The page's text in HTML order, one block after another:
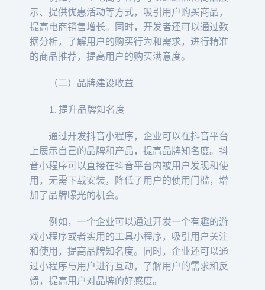
示、提供优惠活动等方式，吸引用户购买商品，
提高电商销售增长。同时，开发者还可以通过数
据分析，了解用户的购买行为和需求，进行精准
的商品推荐，提高用户的购买满意度。
（二）品牌建设收益
1. 提升品牌知名度
通过开发抖音小程序，企业可以在抖音平台
上展示自己的品牌和产品，提高品牌知名度。抖
音小程序可以直接在抖音平台内被用户发现和使
用，无需下载安装，降低了用户的使用门槛，增
加了品牌曝光的机会。
例如，一个企业可以通过开发一个有趣的游
戏小程序或者实用的工具小程序，吸引用户关注
和使用，提高品牌知名度。同时，企业还可以通
过小程序与用户进行互动，了解用户的需求和反
馈，提高用户对品牌的好感度。